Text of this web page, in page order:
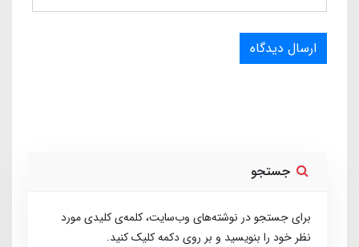
ارسال دیدگاه
جستجو
برای جستجو در نوشته‌های وب‌سایت، کلمه‌ی کلیدی مورد
نظر خود را بنویسید و بر روی دکمه کلیک کنید.